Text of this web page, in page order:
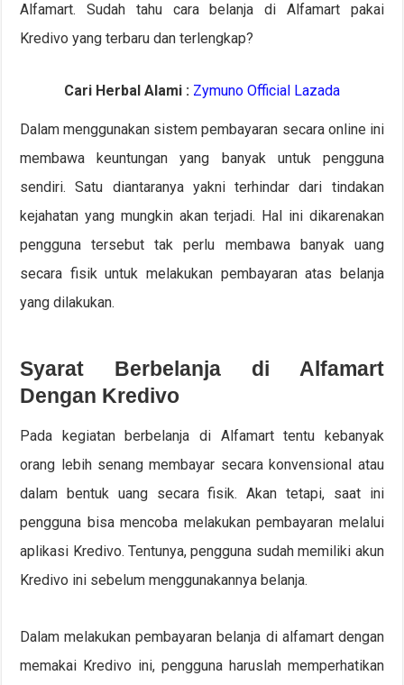
Alfamart. Sudah tahu cara belanja di Alfamart pakai
Kredivo yang terbaru dan terlengkap?
Cari Herbal Alami : Zymuno Official Lazada
Dalam menggunakan sistem pembayaran secara online ini
membawa keuntungan yang banyak untuk pengguna
sendiri. Satu diantaranya yakni terhindar dari tindakan
kejahatan yang mungkin akan terjadi. Hal ini dikarenakan
pengguna tersebut tak perlu membawa banyak uang
secara fisik untuk melakukan pembayaran atas belanja
yang dilakukan.
Syarat Berbelanja di Alfamart
Dengan Kredivo
Pada kegiatan berbelanja di Alfamart tentu kebanyak
orang lebih senang membayar secara konvensional atau
dalam bentuk uang secara fisik. Akan tetapi, saat ini
pengguna bisa mencoba melakukan pembayaran melalui
aplikasi Kredivo. Tentunya, pengguna sudah memiliki akun
Kredivo ini sebelum menggunakannya belanja.
Dalam melakukan pembayaran belanja di alfamart dengan
memakai Kredivo ini, pengguna haruslah memperhatikan